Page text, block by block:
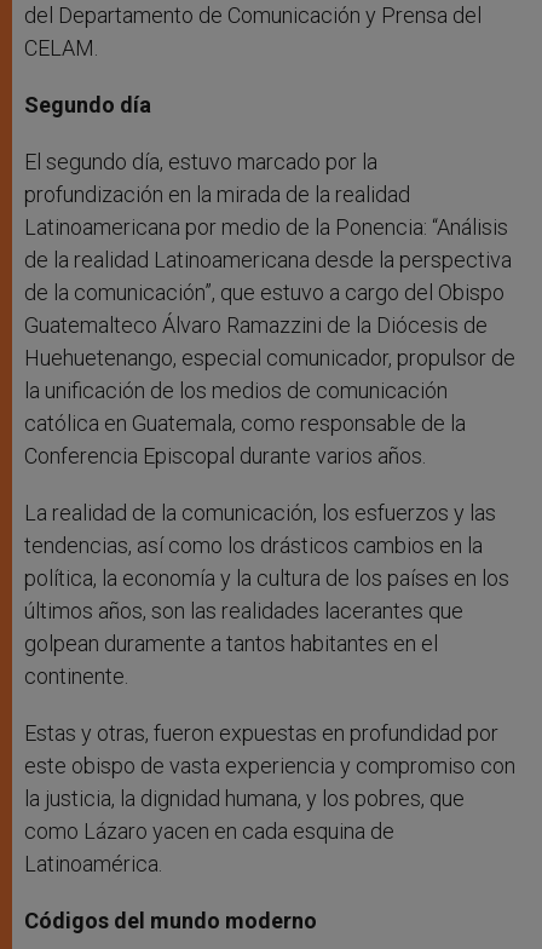
del Departamento de Comunicación y Prensa del
CELAM.
Segundo día
El segundo día, estuvo marcado por la
profundización en la mirada de la realidad
Latinoamericana por medio de la Ponencia: “Análisis
de la realidad Latinoamericana desde la perspectiva
de la comunicación”, que estuvo a cargo del Obispo
Guatemalteco Álvaro Ramazzini de la Diócesis de
Huehuetenango, especial comunicador, propulsor de
la unificación de los medios de comunicación
católica en Guatemala, como responsable de la
Conferencia Episcopal durante varios años.
La realidad de la comunicación, los esfuerzos y las
tendencias, así como los drásticos cambios en la
política, la economía y la cultura de los países en los
últimos años, son las realidades lacerantes que
golpean duramente a tantos habitantes en el
continente.
Estas y otras, fueron expuestas en profundidad por
este obispo de vasta experiencia y compromiso con
la justicia, la dignidad humana, y los pobres, que
como Lázaro yacen en cada esquina de
Latinoamérica.
Códigos del mundo moderno